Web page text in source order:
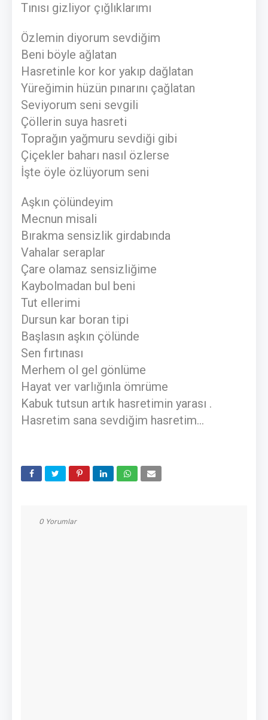
Tınısı gizliyor çığlıklarımı
Özlemin diyorum sevdiğim
Beni böyle ağlatan
Hasretinle kor kor yakıp dağlatan
Yüreğimin hüzün pınarını çağlatan
Seviyorum seni sevgili
Çöllerin suya hasreti
Toprağın yağmuru sevdiği gibi
Çiçekler baharı nasıl özlerse
İşte öyle özlüyorum seni
Aşkın çölündeyim
Mecnun misali
Bırakma sensizlik girdabında
Vahalar seraplar
Çare olamaz sensizliğime
Kaybolmadan bul beni
Tut ellerimi
Dursun kar boran tipi
Başlasın aşkın çölünde
Sen fırtınası
Merhem ol gel gönlüme
Hayat ver varlığınla ömrüme
Kabuk tutsun artık hasretimin yarası .
Hasretim sana sevdiğim hasretim...
0 Yorumlar